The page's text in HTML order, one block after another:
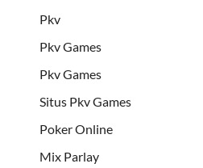
Pkv
Pkv Games
Pkv Games
Situs Pkv Games
Poker Online
Mix Parlay